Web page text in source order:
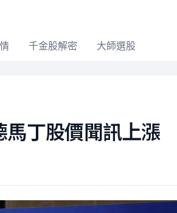
千金股解密 大師選股
馬丁股價聞訊上漲